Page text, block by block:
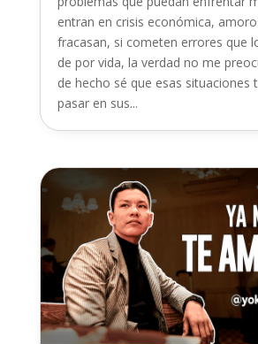
entran en crisis económica,
fracasan, si cometen errores que
de por vida, la verdad no me
de hecho sé que esas situaciones
pasar en sus...